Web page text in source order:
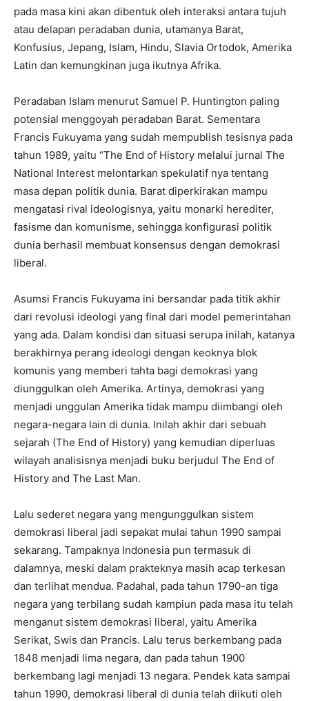
pada masa kini akan dibentuk oleh interaksi antara tujuh
atau delapan peradaban dunia, utamanya Barat,
Konfusius, Jepang, Islam, Hindu, Slavia Ortodok, Amerika
Latin dan kemungkinan juga ikutnya Afrika.
Peradaban Islam menurut Samuel P. Huntington paling
potensial menggoyah peradaban Barat. Sementara
Francis Fukuyama yang sudah mempublish tesisnya pada
tahun 1989, yaitu “The End of History melalui jurnal The
National Interest melontarkan spekulatif nya tentang
masa depan politik dunia. Barat diperkirakan mampu
mengatasi rival ideologisnya, yaitu monarki herediter,
fasisme dan komunisme, sehingga konfigurasi politik
dunia berhasil membuat konsensus dengan demokrasi
liberal.
Asumsi Francis Fukuyama ini bersandar pada titik akhir
dari revolusi ideologi yang final dari model pemerintahan
yang ada. Dalam kondisi dan situasi serupa inilah, katanya
berakhirnya perang ideologi dengan keoknya blok
komunis yang memberi tahta bagi demokrasi yang
diunggulkan oleh Amerika. Artinya, demokrasi yang
menjadi unggulan Amerika tidak mampu diimbangi oleh
negara-negara lain di dunia. Inilah akhir dari sebuah
sejarah (The End of History) yang kemudian diperluas
wilayah analisisnya menjadi buku berjudul The End of
History and The Last Man.
Lalu sederet negara yang mengunggulkan sistem
demokrasi liberal jadi sepakat mulai tahun 1990 sampai
sekarang. Tampaknya Indonesia pun termasuk di
dalamnya, meski dalam prakteknya masih acap terkesan
dan terlihat mendua. Padahal, pada tahun 1790-an tiga
negara yang terbilang sudah kampiun pada masa itu telah
menganut sistem demokrasi liberal, yaitu Amerika
Serikat, Swis dan Prancis. Lalu terus berkembang pada
1848 menjadi lima negara, dan pada tahun 1900
berkembang lagi menjadi 13 negara. Pendek kata sampai
tahun 1990, demokrasi liberal di dunia telah diikuti oleh